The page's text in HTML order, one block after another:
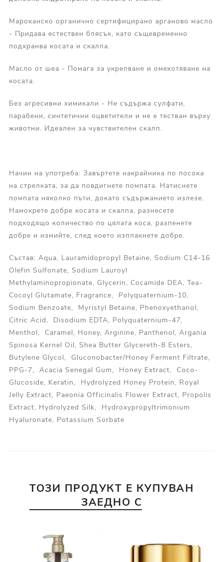
Мароканско органично сертифицирано арганово масло
- Придава естествен блясък, като същевременно
подхранва косата и скалпа.
Масло от шеа - Помага за укрепване и омекотяване на
косата.
Без агресивни химикали - Не съдържа сулфати,
парабени, синтетични оцветители и не е тестван върху
животни. Идеален за чувствителен скалп.
Начин на употреба: Завъртете накрайника по посока
на стрелката, за да повдигнете помпата. Натиснете
помпата няколко пъти, докато съдържанието излезе.
Намокрете добре косата и скалпа, разнесете
подходящо количество по цялата коса, разпенете
добре и измийте, след което изплакнете добре.
Състав: Aqua, Lauramidopropyl Betaine, Sodium C14-16
Olefin Sulfonate, Sodium Lauroyl
Methylaminopropionate, Glycerin, Cocamide DEA, Tea-
Cocoyl Glutamate, Fragrance, Polyquaternium-10,
Sodium Benzoate, Myristyl Betaine, Phenoxyethanol,
Citric Acid, Disodium EDTA, Polyquaternium-47,
Menthol, Caramel, Honey, Arginine, Panthenol, Argania
Spinosa Kernel Oil, Shea Butter Glycereth-8 Esters,
Butylene Glycol, Gluconobacter/Honey Ferment Filtrate,
PPG-7, Acacia Senegal Gum, Honey Extract, Coco-
Glucoside, Keratin, Hydrolyzed Honey Protein, Royal
Jelly Extract, Paeonia Officinalis Flower Extract, Propolis
Extract, Hydrolyzed Silk, Hydroxypropyltrimonium
Hyaluronate, Potassium Sorbate
ТОЗИ ПРОДУКТ Е КУПУВАН
ЗАЕДНО С